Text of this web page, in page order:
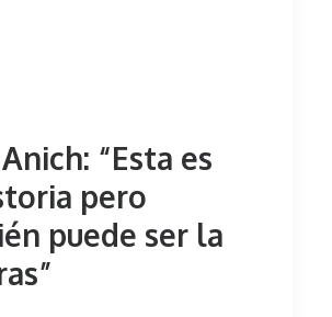
“Esta es
pero
puede ser la